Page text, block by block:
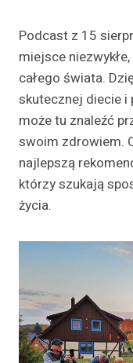
Podcast z 15
miejsce
całego świata.
skutecznej diecie
może tu znaleźć
swoim zdrowiem.
najlepszą
którzy szukają
życia.